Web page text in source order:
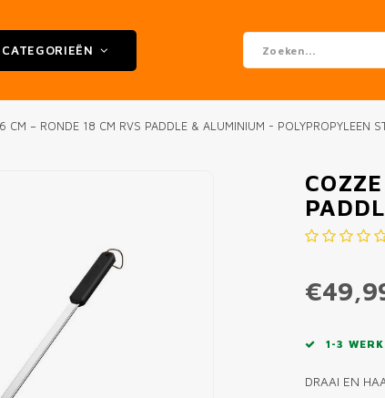
CATEGORIEËN
CM – RONDE 18 CM RVS PADDLE & ALUMINIUM - POLYPROPYLEEN
1-3
DRAAI EN